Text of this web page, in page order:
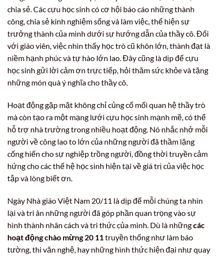
chia sẻ. Các cựu học sinh có cơ hội báo cáo những thành
công, chia sẻ kinh nghiệm sống và làm việc, thể hiện sự
trưởng thành của mình dưới sự hướng dẫn của thầy cô. Đối
với giáo viên, việc nhìn thấy học trò cũ khôn lớn, thành đạt là
niềm hạnh phúc và tự hào lớn lao. Đây cũng là dịp để cựu
học sinh gửi lời cảm ơn trực tiếp, hỏi thăm sức khỏe và tặng
những món quà ý nghĩa cho thầy cô.
Hoạt động gặp mặt không chỉ củng cố mối quan hệ thầy trò
mà còn tạo ra một mạng lưới cựu học sinh mạnh mẽ, có thể
hỗ trợ nhà trường trong nhiều hoạt động. Nó nhắc nhở mỗi
người về công lao to lớn của những người đã thầm lặng
cống hiến cho sự nghiệp trồng người, đồng thời truyền cảm
hứng cho các thế hệ học sinh hiện tại về giá trị của việc học
tập và lòng biết ơn.
Ngày Nhà giáo Việt Nam 20/11 là dịp để mỗi chúng ta nhìn
lại và tri ân những người đã góp phần quan trọng vào sự
hình thành nhân cách và tri thức của mình. Dù là nhữngcác
hoạt động chào mừng 20 11 truyền thống như làm báo
tường, thi văn nghệ, hay những hình thức hiện đại như quay